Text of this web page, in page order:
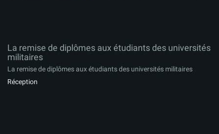
La remise de diplômes aux étudiants des universités
militaires
La remise de diplômes aux étudiants des universités militaires
Réception